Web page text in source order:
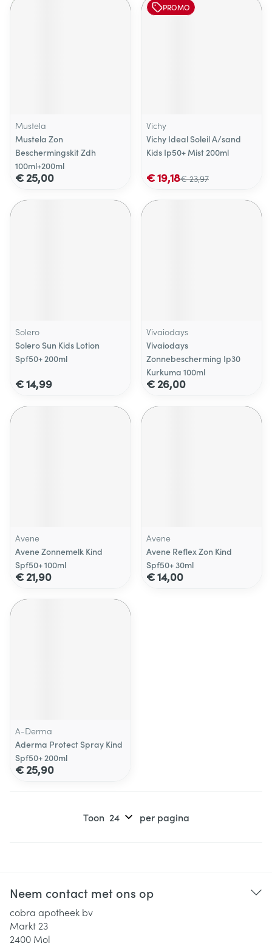
Mustela
Mustela Zon
Beschermingskit Zdh
100ml+200ml
€ 25,00
PROMO
Vichy
Vichy Ideal Soleil A/sand
Kids Ip50+ Mist 200ml
€ 23,97
€ 19,18
Solero
Solero Sun Kids Lotion
Spf50+ 200ml
€ 14,99
Vivaiodays
Vivaiodays
Zonnebescherming Ip30
Kurkuma 100ml
€ 26,00
Avene
Avene Zonnemelk Kind
Spf50+ 100ml
€ 21,90
Avene
Avene Reflex Zon Kind
Spf50+ 30ml
€ 14,00
A-Derma
Aderma Protect Spray Kind
Spf50+ 200ml
€ 25,90
Toon per pagina
Neem contact met ons op
cobra apotheek bv
Markt 23
2400 Mol